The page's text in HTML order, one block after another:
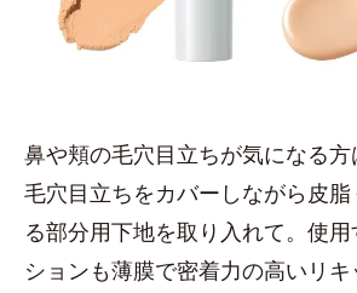
鼻や頬の毛穴目立ちが気になる方
毛穴目立ちをカバーしながら皮
る部分用下地を取り入れて。使
ションも薄膜で密着力の高いリ